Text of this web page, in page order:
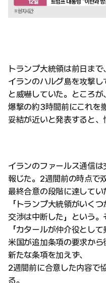
トランプ大統領は前日まで、
イランのハルグ島を攻撃
と威嚇していた。ところが、
爆撃の約3時間前にこれを
妥結が近いと発表すると、
イランのファールス通信
報じた。2週間前の時点で
最終合意の段階に達してい
「トランプ大統領がいく
交渉は中断した」という
「カタールが仲介役として
米国が追加条項の要求から
新たな条項を加えず、
2週間前に合意した内容で
る。